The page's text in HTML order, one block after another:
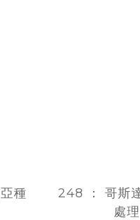
種
248 ： 哥斯
處理